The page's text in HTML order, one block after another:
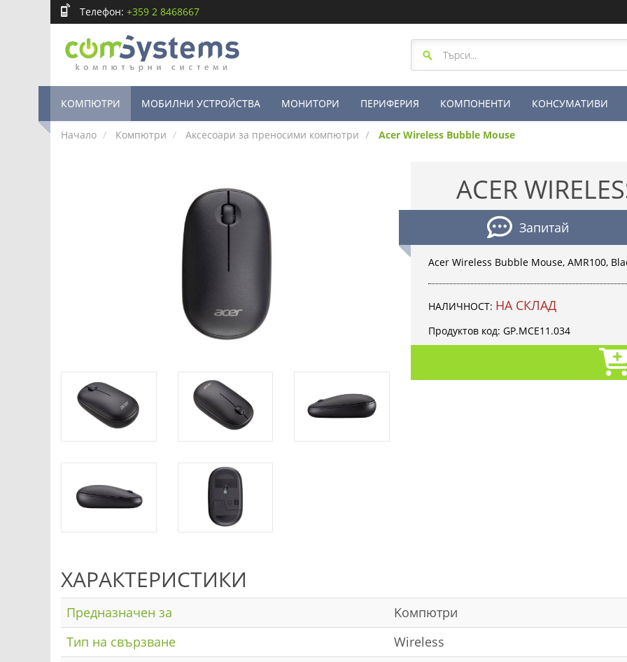
Телефон: +359 2 8468667
КОМПЮТРИ МОБИЛНИ УСТРОЙСТВА МОНИТОРИ ПЕРИФЕРИЯ КОМПОНЕНТИ КОНСУМАТИВИ
Начало Компютри Аксесоари за преносими компютри Acer Wireless Bubble Mouse
ACER
Запитай
Acer Wireless Bubble Mouse, AMR100,
НАЛИЧНОСТ: НА СКЛАД
Продуктов код: GP.MCE11.034
ХАРАКТЕРИСТИКИ
Предназначен за
Kомпютри
Тип на свързване
Wireless